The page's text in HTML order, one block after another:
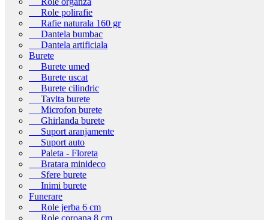
Role polirafie
Rafie naturala 160 gr
Dantela bumbac
Dantela artificiala
Burete
Burete umed
Burete uscat
Burete cilindric
Tavita burete
Microfon burete
Ghirlanda burete
Suport aranjamente
Suport auto
Paleta - Floreta
Bratara minideco
Sfere burete
Inimi burete
Funerare
Role jerba 6 cm
Role coroana 8 cm